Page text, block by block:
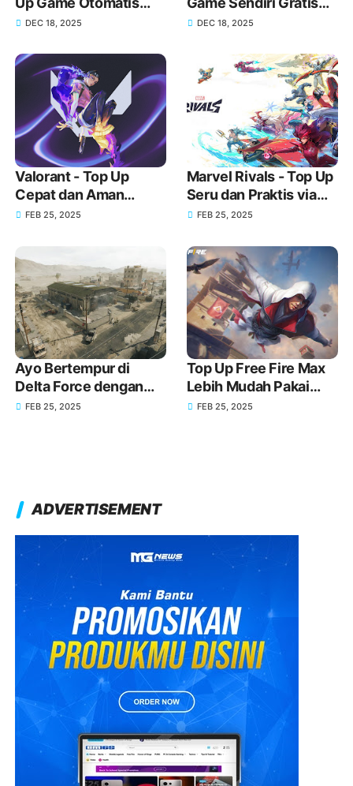
Sendiri!
DEC 18, 2025
Domain dan Harga
DEC 18, 2025
Valorant - Top Up
Cepat dan Aman
Menggunakan GoPay
FEB 25, 2025
Marvel Rivals - Top Up
Seru dan Praktis via
GoPay
FEB 25, 2025
Ayo Bertempur di
Delta Force dengan
Senjata Baru melalui
FEB 25, 2025
Top Up Free Fire Max
Lebih Mudah Pakai
GoPay!
FEB 25, 2025
ADVERTISEMENT